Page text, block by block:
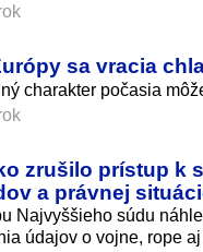
sa vracia
charakter počasia
zrušilo prístup k
a právnej
Najvyššieho súdu
údajov o vojne, rope